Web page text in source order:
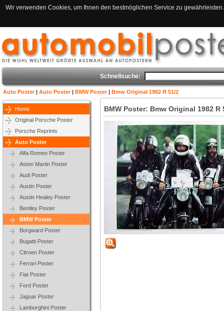
Wir verwenden Cookies, um Ihnen den bestmöglichen Service zu
Schnellsuche:
Auto Poster| Auto Poster| BMW Poster| Bmw Original 1982 R 51/2
Home
Original Porsche Poster
Porsche Reprints
Auto Poster
Alfa Romeo Poster
Aston Martin Poster
Audi Poster
Austin Poster
Austin Healey Poster
Bentley Poster
BMW Poster
Borgward Poster
Bugatti Poster
Citroen Poster
Ferrari Poster
Fiat Poster
Ford Poster
Jaguar Poster
Lamborghini Poster
BMW Poster: Bmw Original 1982 R